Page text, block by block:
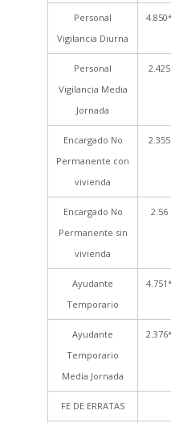
Personal
Vigilancia Diurna
Personal
Vigilancia Media
Jornada
2.425
Encargado No
Permanente con
vivienda
2.355
Encargado No
Permanente sin
vivienda
2.56
Ayudante
Temporario
Ayudante
Temporario
Media Jornada
FE DE ERRATAS